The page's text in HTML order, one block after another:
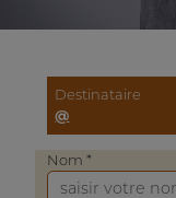
Destinataire
@
Nom *